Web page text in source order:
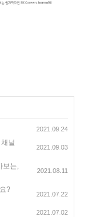
2021.09.24
널
2021.09.03
는,
2021.08.11
?
2021.07.22
2021.07.02